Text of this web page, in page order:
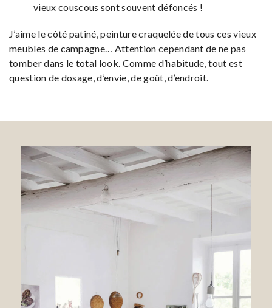
vieux couscous sont souvent défoncés !
J’aime le côté patiné, peinture craquelée de tous ces vieux
meubles de campagne… Attention cependant de ne pas
tomber dans le total look. Comme d’habitude, tout est
question de dosage, d’envie, de goût, d’endroit.